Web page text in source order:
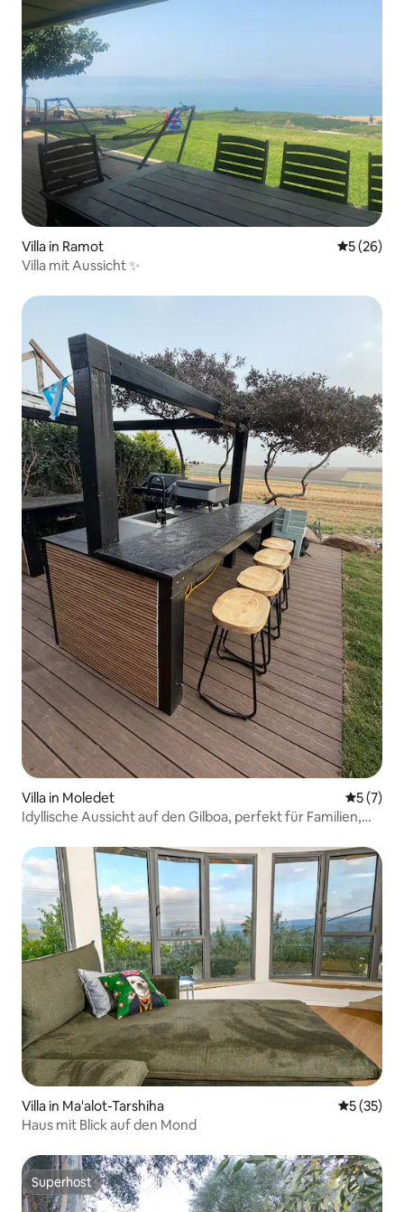
Villa in Ramot
5 (26)
Villa mit Aussicht ✨
Villa in Moledet
5 (7)
Idyllische Aussicht auf den Gilboa, perfekt für Familien,
Villa in Ma'alot-Tarshiha
5 (35)
Haus mit Blick auf den Mond
Superhost
Superhost